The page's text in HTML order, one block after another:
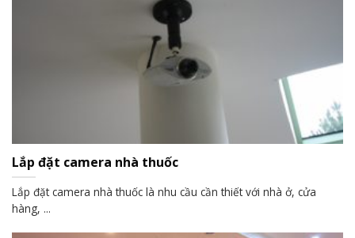
Lắp đặt camera nhà thuốc
Lắp đặt camera nhà thuốc là nhu cầu cần thiết với nhà ở, cửa
hàng, ...